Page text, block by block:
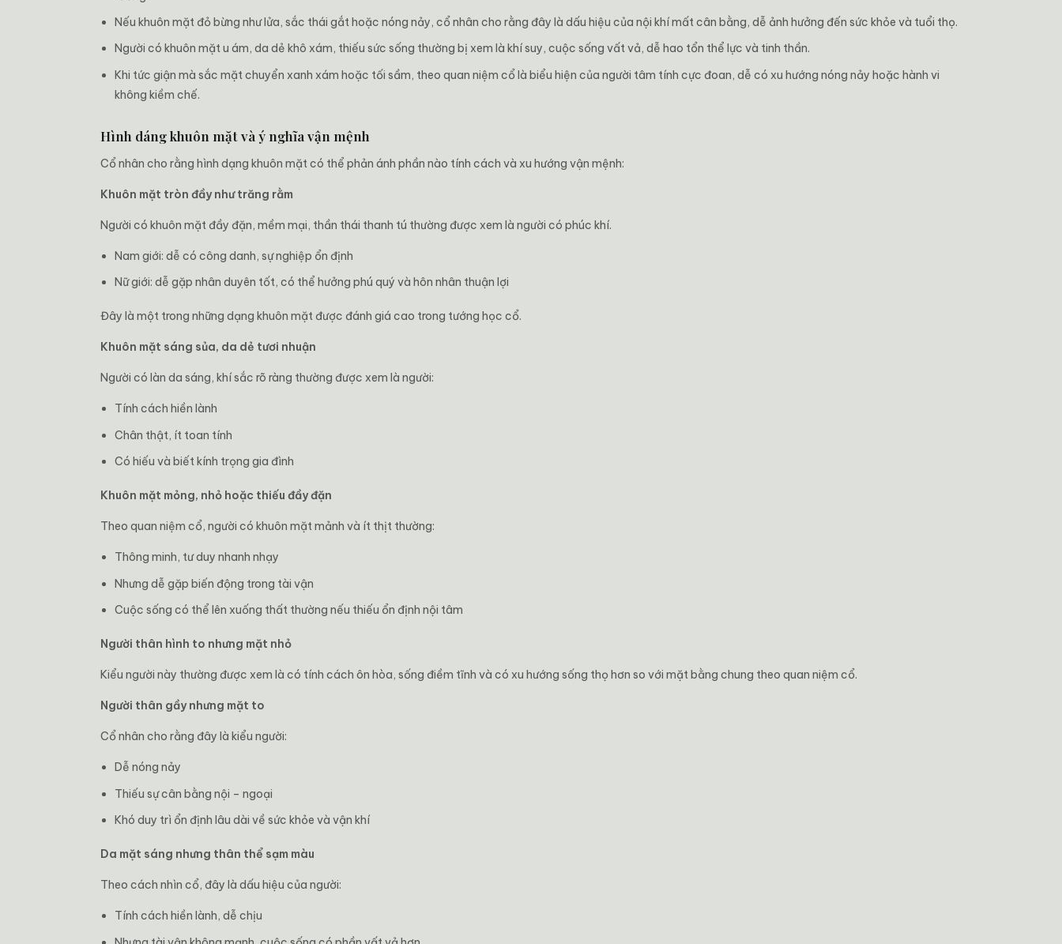
Nếu khuôn mặt đỏ bừng như lửa, sắc thái gắt hoặc nóng nảy, cổ nhân cho rằng đây là dấu hiệu của nội khí mất cân bằng, dễ ảnh hưởng đến sức khỏe và tuổi thọ.
Người có khuôn mặt u ám, da dẻ khô xám, thiếu sức sống thường bị xem là khí suy, cuộc sống vất vả, dễ hao tổn thể lực và tinh thần.
Khi tức giận mà sắc mặt chuyển xanh xám hoặc tối sầm, theo quan niệm cổ là biểu hiện của người tâm tính cực đoan, dễ có xu hướng nóng nảy hoặc hành vi
không kiềm chế.
Hình dáng khuôn mặt và ý nghĩa vận mệnh
Cổ nhân cho rằng hình dạng khuôn mặt có thể phản ánh phần nào tính cách và xu hướng vận mệnh:
Khuôn mặt tròn đầy như trăng rằm
Người có khuôn mặt đầy đặn, mềm mại, thần thái thanh tú thường được xem là người có phúc khí.
Nam giới: dễ có công danh, sự nghiệp ổn định
Nữ giới: dễ gặp nhân duyên tốt, có thể hưởng phú quý và hôn nhân thuận lợi
Đây là một trong những dạng khuôn mặt được đánh giá cao trong tướng học cổ.
Khuôn mặt sáng sủa, da dẻ tươi nhuận
Người có làn da sáng, khí sắc rõ ràng thường được xem là người:
Tính cách hiền lành
Chân thật, ít toan tính
Có hiếu và biết kính trọng gia đình
Khuôn mặt mỏng, nhỏ hoặc thiếu đầy đặn
Theo quan niệm cổ, người có khuôn mặt mảnh và ít thịt thường:
Thông minh, tư duy nhanh nhạy
Nhưng dễ gặp biến động trong tài vận
Cuộc sống có thể lên xuống thất thường nếu thiếu ổn định nội tâm
Người thân hình to nhưng mặt nhỏ
Kiểu người này thường được xem là có tính cách ôn hòa, sống điềm tĩnh và có xu hướng sống thọ hơn so với mặt bằng chung theo quan niệm cổ.
Người thân gầy nhưng mặt to
Cổ nhân cho rằng đây là kiểu người:
Dễ nóng nảy
Thiếu sự cân bằng nội – ngoại
Khó duy trì ổn định lâu dài về sức khỏe và vận khí
Da mặt sáng nhưng thân thể sạm màu
Theo cách nhìn cổ, đây là dấu hiệu của người:
Tính cách hiền lành, dễ chịu